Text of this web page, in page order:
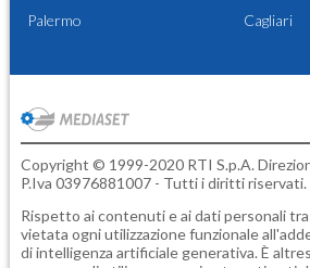
Palermo Cagliari
Copyright © 1999-2020 RTI S.p.A.
P.Iva 03976881007 - Tutti i diritti riservati.
Rispetto ai contenuti e ai dati personali
vietata ogni utilizzazione funzionale
di intelligenza artificiale generativa. È